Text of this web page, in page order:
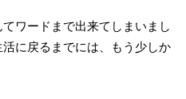
ワードまで出来てしまいまし
に戻るまでには、もう少しか